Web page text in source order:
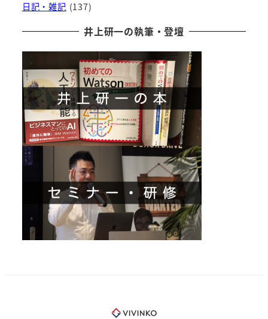
日記・雑記 (137)
井上研一の執筆・登壇